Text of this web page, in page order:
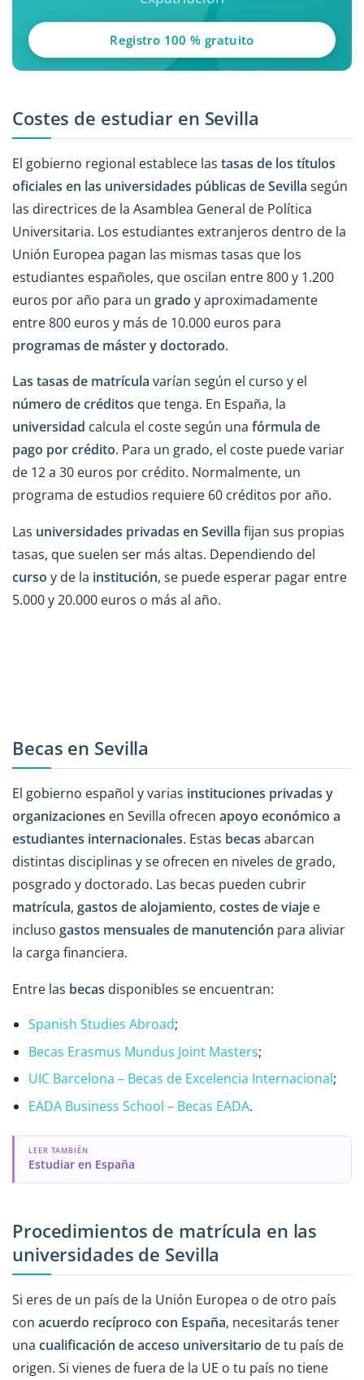
Registro 100 % gratuito
Costes de estudiar en Sevilla
El gobierno regional establece las tasas de los títulos
oficiales en las universidades públicas de Sevilla según
las directrices de la Asamblea General de Política
Universitaria. Los estudiantes extranjeros dentro de la
Unión Europea pagan las mismas tasas que los
estudiantes españoles, que oscilan entre 800 y 1.200
euros por año para un grado y aproximadamente
entre 800 euros y más de 10.000 euros para
programas de máster y doctorado.
Las tasas de matrícula varían según el curso y el
número de créditos que tenga. En España, la
universidad calcula el coste según una fórmula de
pago por crédito. Para un grado, el coste puede variar
de 12 a 30 euros por crédito. Normalmente, un
programa de estudios requiere 60 créditos por año.
Las universidades privadas en Sevilla fijan sus propias
tasas, que suelen ser más altas. Dependiendo del
curso y de la institución, se puede esperar pagar entre
5.000 y 20.000 euros o más al año.
Becas en Sevilla
El gobierno español y varias instituciones privadas y
organizaciones en Sevilla ofrecen apoyo económico a
estudiantes internacionales. Estas becas abarcan
distintas disciplinas y se ofrecen en niveles de grado,
posgrado y doctorado. Las becas pueden cubrir
matrícula, gastos de alojamiento, costes de viaje e
incluso gastos mensuales de manutención para aliviar
la carga financiera.
Entre las becas disponibles se encuentran:
Spanish Studies Abroad;
Becas Erasmus Mundus Joint Masters;
UIC Barcelona – Becas de Excelencia Internacional;
EADA Business School – Becas EADA.
LEER TAMBIÉN
Estudiar en España
Procedimientos de matrícula en las
universidades de Sevilla
Si eres de un país de la Unión Europea o de otro país
con acuerdo recíproco con España, necesitarás tener
una cualificación de acceso universitario de tu país de
origen. Si vienes de fuera de la UE o tu país no tiene